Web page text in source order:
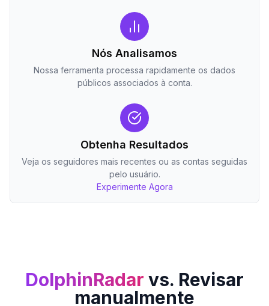
Nós Analisamos
Nossa ferramenta processa rapidamente os dados
públicos associados à conta.
Obtenha Resultados
Veja os seguidores mais recentes ou as contas seguidas
pelo usuário.
Experimente Agora
DolphinRadar vs. Revisar
manualmente